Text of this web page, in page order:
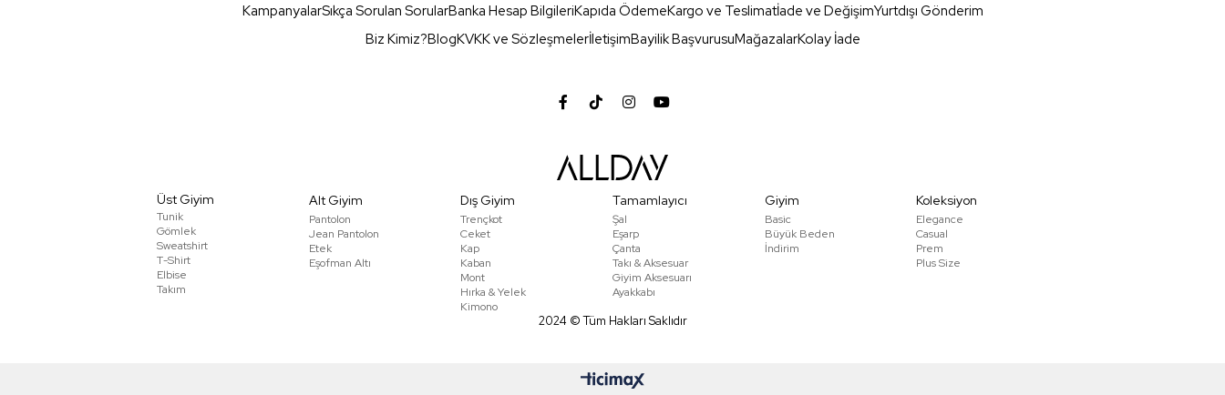
KampanyalarSıkça Sorulan SorularBanka Hesap BilgileriKapıda ÖdemeKargo ve Teslimatİade ve DeğişimYurtdışı Gönderim
Biz Kimiz?BlogKVKK ve SözleşmelerİletişimBayilik BaşvurusuMağazalarKolay İade
Üst Giyim
Tunik
Gömlek
Sweatshirt
T-Shirt
Elbise
Takım
Alt Giyim
Pantolon
Jean Pantolon
Etek
Eşofman Altı
Dış Giyim
Trençkot
Ceket
Kap
Kaban
Mont
Hırka & Yelek
Kimono
Tamamlayıcı
Şal
Eşarp
Çanta
Takı & Aksesuar
Giyim Aksesuarı
Ayakkabı
Giyim
Basic
Büyük Beden
İndirim
Koleksiyon
Elegance
Casual
Prem
Plus Size
2024 © Tüm Hakları Saklıdır